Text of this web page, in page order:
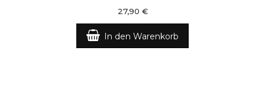
27,90 €
In den Warenkorb